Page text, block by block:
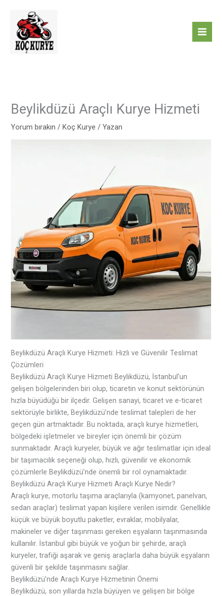
Beylikdüzü Araçlı Kurye Hizmeti
Yorum bırakın /Koç Kurye / Yazan
Beylikdüzü Araçlı Kurye Hizmeti: Hızlı ve Güvenilir Teslimat
Çözümleri
Beylikdüzü Araçlı Kurye Hizmeti Beylikdüzü, İstanbul’un
gelişen bölgelerinden biri olup, ticaretin ve konut sektörünün
hızla büyüdüğü bir ilçedir. Gelişen sanayi, ticaret ve e-ticaret
sektörüyle birlikte, Beylikdüzü’nde teslimat talepleri de her
geçen gün artmaktadır. Bu noktada, araçlı kurye hizmetleri,
bölgedeki işletmeler ve bireyler için önemli bir çözüm
sunmaktadır. Araçlı kuryeler, büyük ve ağır teslimatlar için ideal
bir taşımacılık seçeneği olup, hızlı, güvenilir ve ekonomik
çözümlerle Beylikdüzü’nde önemli bir rol oynamaktadır.
Beylikdüzü Araçlı Kurye Hizmeti Araçlı Kurye Nedir?
Araçlı kurye, motorlu taşıma araçlarıyla (kamyonet, panelvan,
sedan araçlar) teslimat yapan kişilere verilen isimdir. Genellikle
küçük ve büyük boyutlu paketler, evraklar, mobilyalar,
makineler ve diğer taşınması gereken eşyaların taşınmasında
kullanılır. İstanbul gibi büyük ve yoğun bir şehirde, araçlı
kuryeler, trafiği aşarak ve geniş araçlarla daha büyük eşyaların
güvenli bir şekilde taşınmasını sağlar.
Beylikdüzü’nde Araçlı Kurye Hizmetinin Önemi
Beylikdüzü, son yıllarda hızla büyüyen ve gelişen bir bölge